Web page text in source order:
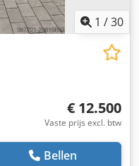
1 /30
€ 12.500
Vaste prijs excl. btw
Bellen